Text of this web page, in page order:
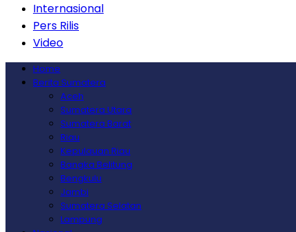
Internasional
Pers Rilis
Video
Home
Berita Sumatera
Aceh
Sumatera Utara
Sumatera Barat
Riau
Kepulauan Riau
Bangka Belitung
Bengkulu
Jambi
Sumatera Selatan
Lampung